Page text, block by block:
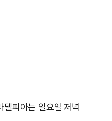
피아는 일요일 저녁